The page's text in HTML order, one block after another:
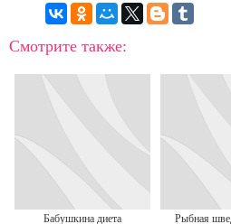
Смотрите также:
Бабушкина диета Рыбная